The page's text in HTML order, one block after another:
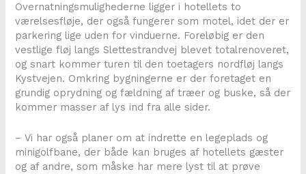
Overnatningsmulighederne ligger i hotellets to
værelsesfløje, der også fungerer som motel, idet der er
parkering lige uden for vinduerne. Foreløbig er den
vestlige fløj langs Slettestrandvej blevet totalrenoveret,
og snart kommer turen til den toetagers nordfløj langs
Kystvejen. Omkring bygningerne er der foretaget en
grundig oprydning og fældning af træer og buske, så der
kommer masser af lys ind fra alle sider.
– Vi har også planer om at indrette en legeplads og
minigolfbane, der både kan bruges af hotellets gæster
og af andre, som måske har mere lyst til at prøve